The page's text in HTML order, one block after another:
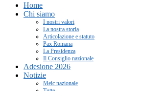
Home
Chi siamo
I nostri valori
La nostra storia
Articolazione e statuto
Pax Romana
La Presidenza
Il Consiglio nazionale
Adesione 2026
Notizie
Meic nazionale